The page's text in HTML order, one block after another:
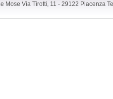
Mose Via Tirotti, 11 - 29122 Piacenza